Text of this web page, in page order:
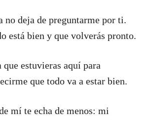
no deja de preguntarme por ti.
está bien y que volverás pronto.
estuvieras aquí para
que todo va a estar bien.
mí te echa de menos: mi